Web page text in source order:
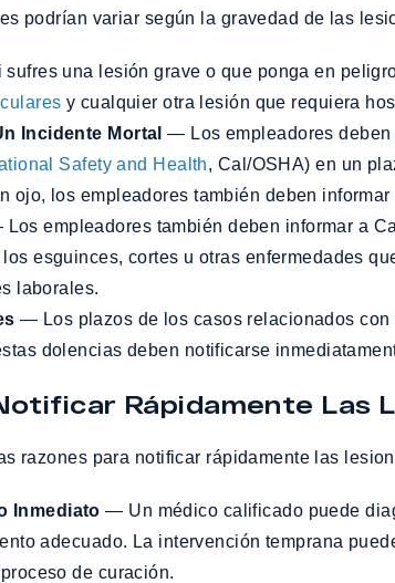
podrían variar según la gravedad de las
una lesión grave o que ponga en
y cualquier otra lesión que requiera
Incidente Mortal — Los empleadores deben
Safety and Health, Cal/OSHA) en un
ojo, los empleadores también deben
empleadores también deben informar a
esguinces, cortes u otras enfermedades
laborales.
— Los plazos de los casos relacionados
dolencias deben notificarse
Rápidamente Las
razones para notificar rápidamente las
Inmediato — Un médico calificado puede
adecuado. La intervención temprana
de curación.